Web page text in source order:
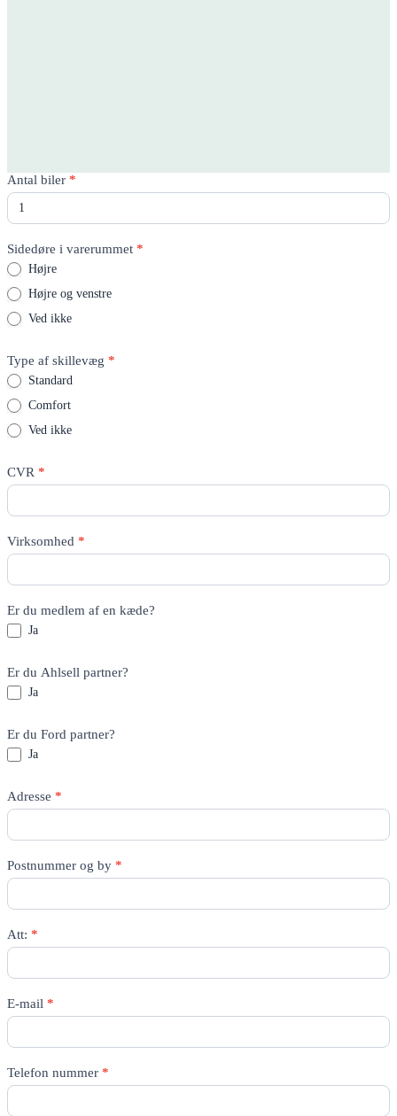
Rico
Quote
Product
page
Antal biler *
Sidedøre i varerummet *
Højre
Højre og venstre
Ved ikke
Type af skillevæg *
Standard
Comfort
Ved ikke
CVR *
Virksomhed *
Er du medlem af en kæde?
Ja
Er du Ahlsell partner?
Ja
Er du Ford partner?
Ja
Adresse *
Postnummer og by *
Att: *
E-mail *
Telefon nummer *